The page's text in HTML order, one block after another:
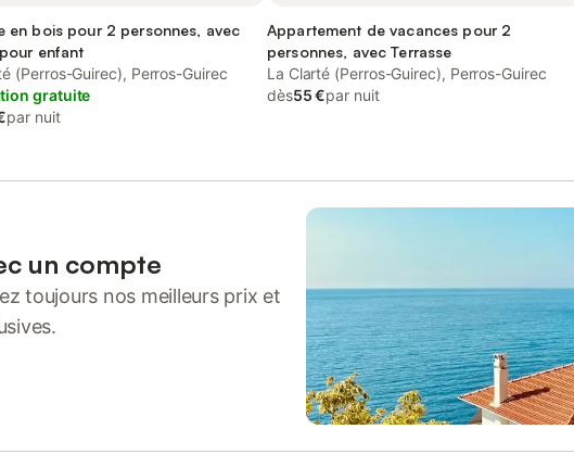
en bois pour 2 personnes, avec
enfant
(Perros-Guirec), Perros-Guirec
gratuite
par nuit
Appartement de vacances pour 2
personnes, avec Terrasse
La Clarté (Perros-Guirec), Perros-Guirec
dès55 €par nuit
un compte
toujours nos meilleurs prix et